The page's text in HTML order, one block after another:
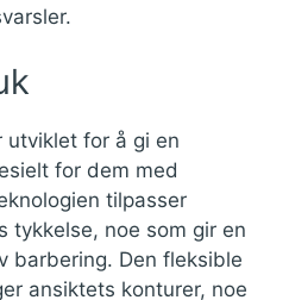
utviklet for å gi en
for dem med
tilpasser
tykkelse, noe som gir en
barbering. Den fleksible
ansiktets konturer, noe